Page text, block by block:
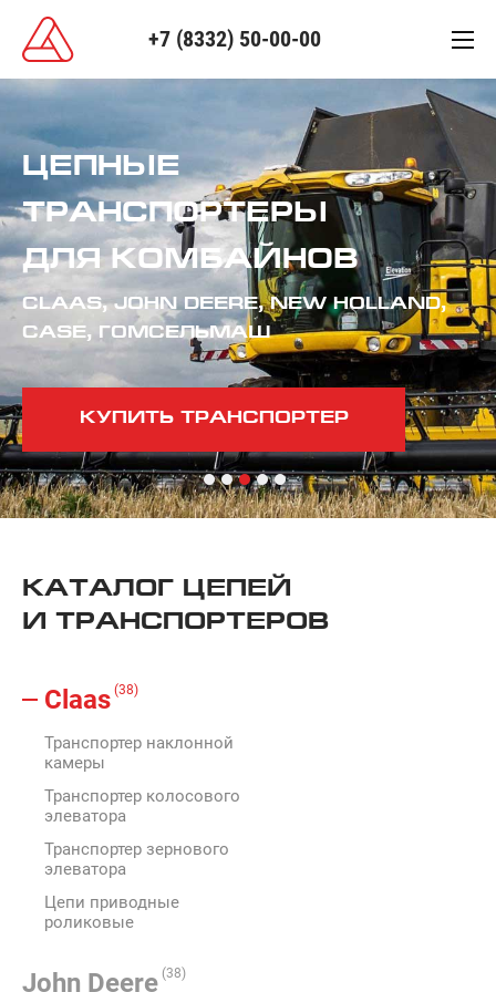
+7 (8332) 50-00-00
ЦЕПНЫЕ
ТРАНСПОРТЕРЫ
ДЛЯ КОМБАЙНОВ
CLAAS, JOHN DEERE, NEW HOLLAND,
CASE, ГОМСЕЛЬМАШ
КУПИТЬ ТРАНСПОРТЕР
КАТАЛОГ ЦЕПЕЙ
И ТРАНСПОРТЕРОВ
Claas (38)
Транспортер наклонной
камеры
Транспортер колосового
элеватора
Транспортер зернового
элеватора
Цепи приводные
роликовые
John Deere (38)